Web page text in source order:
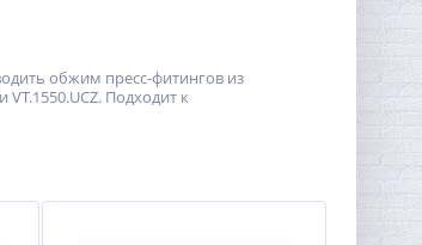
обжим пресс-фитингов из
Подходит к